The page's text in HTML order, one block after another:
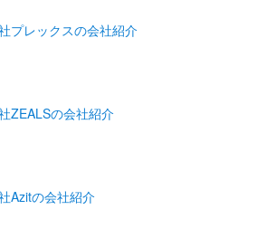
プレックスの会社紹介
ZEALSの会社紹介
Azitの会社紹介